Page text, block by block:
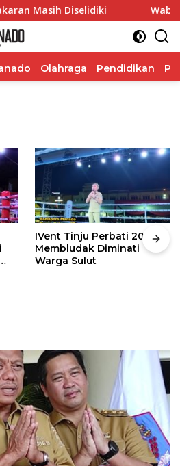
Diselidiki Wabup
Olahraga Pendidikan
IVent Tinju Perbati 2026
Membludak Diminati
Warga Sulut